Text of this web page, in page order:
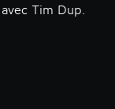
Tim Dup.